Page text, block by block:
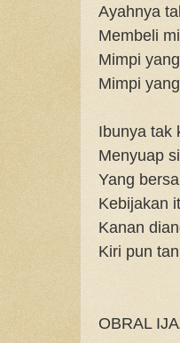
Ayahnya
Membeli
Mimpi
Mimpi
Ibunya tak
Menyuap
Yang
Kebijakan
Kanan
Kiri pun
OBRAL